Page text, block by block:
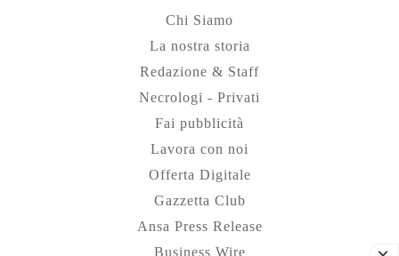
Chi Siamo
La nostra storia
Redazione & Staff
Necrologi - Privati
Fai pubblicità
Lavora con noi
Offerta Digitale
Gazzetta Club
Ansa Press Release
Business Wire